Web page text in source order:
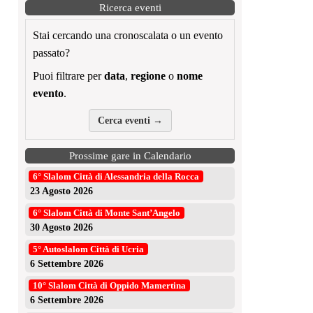
Ricerca eventi
Stai cercando una cronoscalata o un evento
passato?
Puoi filtrare perdata, regione o nome
evento.
Cerca eventi →
Prossime gare in Calendario
6° Slalom Città di Alessandria della Rocca
23 Agosto 2026
6° Slalom Città di Monte Sant’Angelo
30 Agosto 2026
5° Autoslalom Città di Ucria
6 Settembre 2026
10° Slalom Città di Oppido Mamertina
6 Settembre 2026